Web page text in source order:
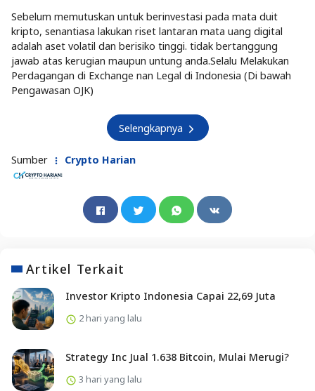
Sebelum memutuskan untuk berinvestasi pada mata duit
kripto, senantiasa lakukan riset lantaran mata uang digital
adalah aset volatil dan berisiko tinggi. tidak bertanggung
jawab atas kerugian maupun untung anda.Selalu Melakukan
Perdagangan di Exchange nan Legal di Indonesia (Di bawah
Pengawasan OJK)
Selengkapnya
Sumber Crypto Harian
Artikel Terkait
Investor Kripto Indonesia Capai 22,69 Juta
2 hari yang lalu
Strategy Inc Jual 1.638 Bitcoin, Mulai Merugi?
3 hari yang lalu